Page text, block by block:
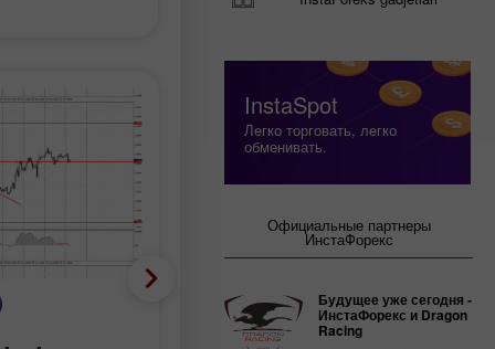
Торговый план
InstaSpot
Легко торговать, легко
обменивать.
Официальные партнеры
ИнстаФорекс
Будущее уже сегодня -
ИнстаФорекс и Dragon
Racing